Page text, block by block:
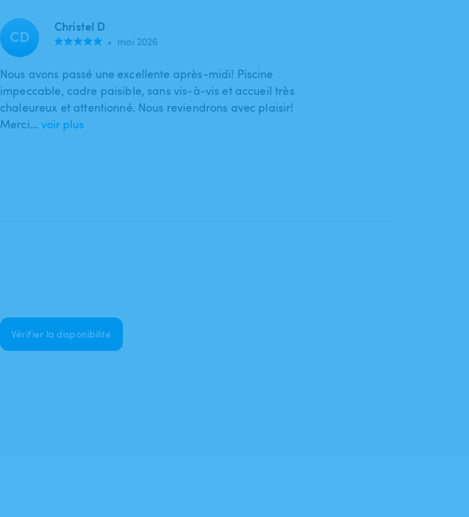
CD Christel D
• mai 2026
Nous avons passé une excellente après-midi! Piscine
impeccable, cadre paisible, sans vis-à-vis et accueil très
chaleureux et attentionné. Nous reviendrons avec plaisir!
Merci… voir plus
Vérifier la disponibilité